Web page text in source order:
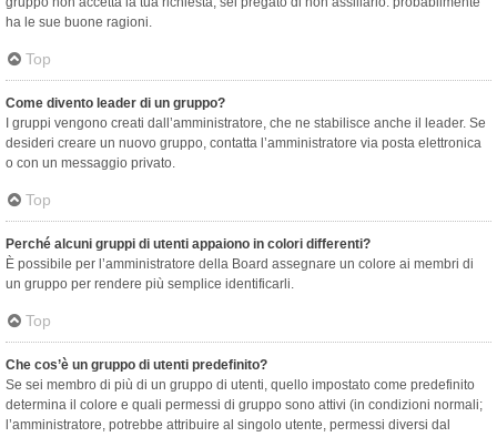
ha le sue buone ragioni.
Top
Come divento leader di un gruppo?
I gruppi vengono creati dall’amministratore, che ne stabilisce anche il leader. Se
desideri creare un nuovo gruppo, contatta l’amministratore via posta elettronica
o con un messaggio privato.
Top
Perché alcuni gruppi di utenti appaiono in colori differenti?
È possibile per l’amministratore della Board assegnare un colore ai membri di
un gruppo per rendere più semplice identificarli.
Top
Che cos’è un gruppo di utenti predefinito?
Se sei membro di più di un gruppo di utenti, quello impostato come predefinito
determina il colore e quali permessi di gruppo sono attivi (in condizioni normali;
l’amministratore, potrebbe attribuire al singolo utente, permessi diversi dal